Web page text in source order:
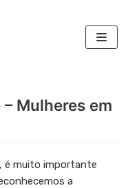
Mulheres em
é muito importante
a